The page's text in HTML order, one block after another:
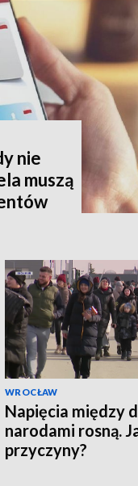
nie
muszą
WROCŁAW
Napięcia między
narodami rosną.
przyczyny?